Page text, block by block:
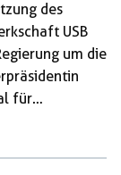
des
USB
um die
für